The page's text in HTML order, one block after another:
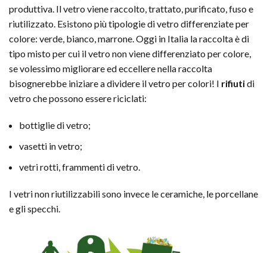
produttiva. Il vetro viene raccolto, trattato, purificato, fuso e
riutilizzato. Esistono più tipologie di vetro differenziate per
colore: verde, bianco, marrone. Oggi in Italia la raccolta è di
tipo misto per cui il vetro non viene differenziato per colore,
se volessimo migliorare ed eccellere nella raccolta
bisognerebbe iniziare a dividere il vetro per colori! I rifiutidi
vetro che possono essere riciclati:
bottiglie di vetro;
vasetti in vetro;
vetri rotti, frammenti di vetro.
I vetri non riutilizzabili sono invece le ceramiche, le porcellane
e gli specchi.